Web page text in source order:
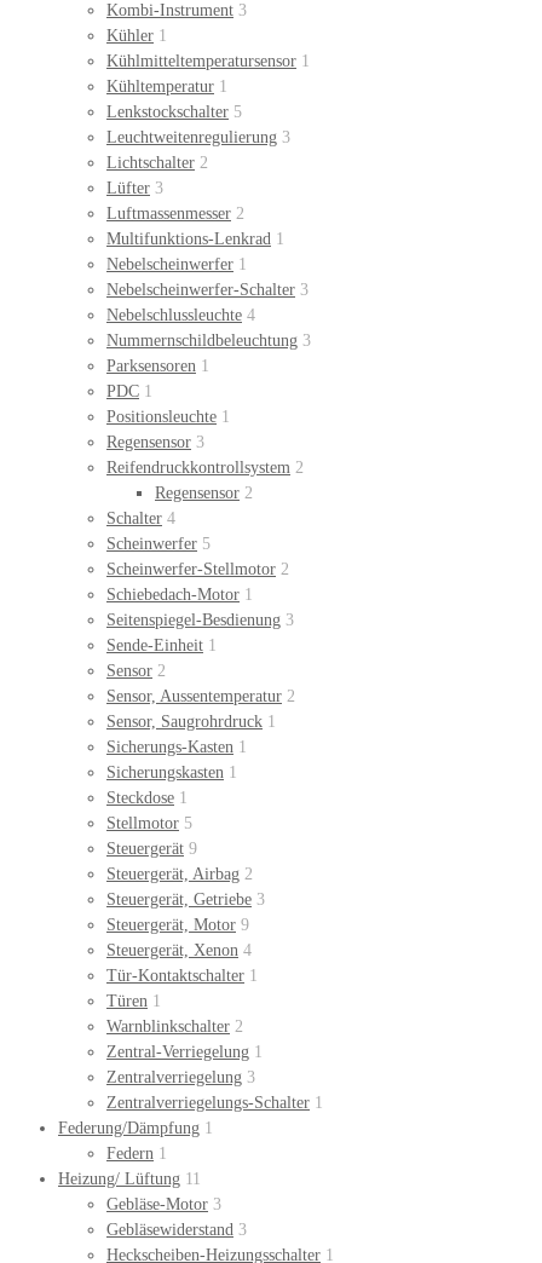
Kombi-Instrument 3
Kühler 1
Kühlmitteltemperatursensor 1
Kühltemperatur 1
Lenkstockschalter 5
Leuchtweitenregulierung 3
Lichtschalter 2
Lüfter 3
Luftmassenmesser 2
Multifunktions-Lenkrad 1
Nebelscheinwerfer 1
Nebelscheinwerfer-Schalter 3
Nebelschlussleuchte 4
Nummernschildbeleuchtung 3
Parksensoren 1
PDC 1
Positionsleuchte 1
Regensensor 3
Reifendruckkontrollsystem 2
Regensensor 2
Schalter 4
Scheinwerfer 5
Scheinwerfer-Stellmotor 2
Schiebedach-Motor 1
Seitenspiegel-Besdienung 3
Sende-Einheit 1
Sensor 2
Sensor, Aussentemperatur 2
Sensor, Saugrohrdruck 1
Sicherungs-Kasten 1
Sicherungskasten 1
Steckdose 1
Stellmotor 5
Steuergerät 9
Steuergerät, Airbag 2
Steuergerät, Getriebe 3
Steuergerät, Motor 9
Steuergerät, Xenon 4
Tür-Kontaktschalter 1
Türen 1
Warnblinkschalter 2
Zentral-Verriegelung 1
Zentralverriegelung 3
Zentralverriegelungs-Schalter 1
Federung/Dämpfung 1
Federn 1
Heizung/ Lüftung 11
Gebläse-Motor 3
Gebläsewiderstand 3
Heckscheiben-Heizungsschalter 1